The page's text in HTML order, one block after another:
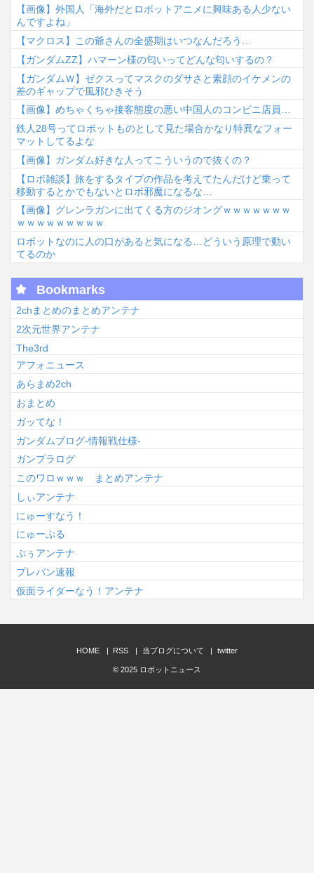
【画像】外国人「海外だとロボットアニメに興味ある人少ない
んですよね」
【マクロス】この爺さんの全盛期はいつなんだろう…
【ガンダムΖΖ】ハマーン様の匂いってどんな匂いするの？
【ガンダムＷ】ゼクスってマスクのダサさと素顔のイケメンの
差のギャップで風邪ひきそう
【画像】めちゃくちゃ接客態度の悪い中国人のコンビニ店員…
鉄人28号ってロボットものとして見た場合かなり特異なフォー
マットしてるよな
【画像】ガンダム好きな人ってこういうので抜くの？
【ロボ雑談】旅をするタイプの作品を考えてたんだけど乗って
移動するとかでもないとロボ邪魔になるな…
【画像】グレンラガンに出てくる方のジオングｗｗｗｗｗｗｗ
ｗｗｗｗｗｗｗｗｗ
ロボットなのに人の口があると気になる…どういう原理で動い
てるのか
Bookmarks
2chまとめのまとめアンテナ
2次元世界アンテナ
The3rd
アフォニュース
あらまめ2ch
おまとめ
ガッてな！
ガンダムブログ-情報戦仕様-
ガンプラログ
このワロｗｗｗ まとめアンテナ
しぃアンテナ
にゅーすなう！
にゅーぷる
ぷぅアンテナ
プレバン速報
仮面ライダーなう！アンテナ
HOME RSS 当ブログについて twitter
© 2025 ロボットニュース